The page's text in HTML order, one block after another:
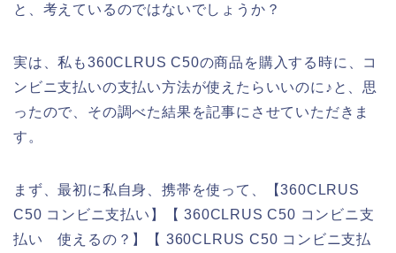
と、考えているのではないでしょうか？
実は、私も360CLRUS C50の商品を購入する時に、コ
ンビニ支払いの支払い方法が使えたらいいのに♪と、思
ったので、その調べた結果を記事にさせていただきま
す。
まず、最初に私自身、携帯を使って、【360CLRUS
C50 コンビニ支払い】【 360CLRUS C50 コンビニ支
払い 使えるの？】【 360CLRUS C50 コンビニ支払